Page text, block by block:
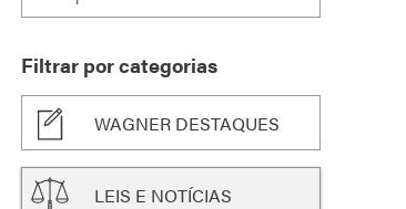
Filtrar por categorias
WAGNER DESTAQUES
LEIS E NOTÍCIAS